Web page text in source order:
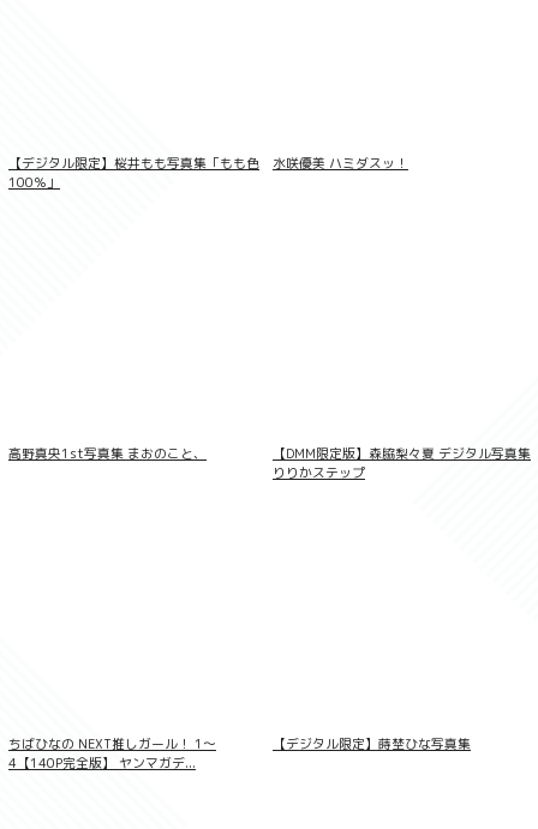
【デジタル限定】桜井もも写真集「もも色
100％」
水咲優美 ハミダスッ！
高野真央1st写真集 まおのこと、
【DMM限定版】森脇梨々夏 デジタル写真集
りりかステップ
ちばひなの NEXT推しガール！ 1〜
4【140P完全版】 ヤンマガデ...
【デジタル限定】蒔埜ひな写真集